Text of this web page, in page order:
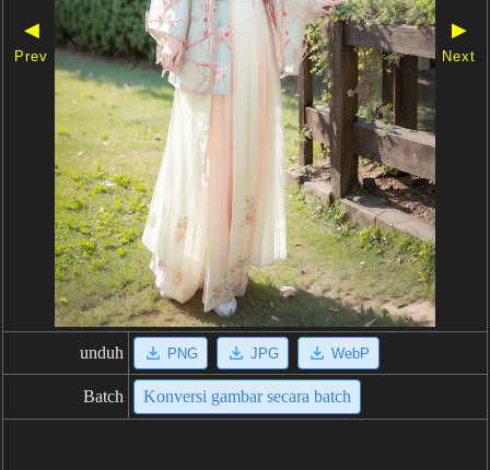
◀
Prev
▶
Next
unduh PNG JPG WebP
Batch Konversi gambar secara batch